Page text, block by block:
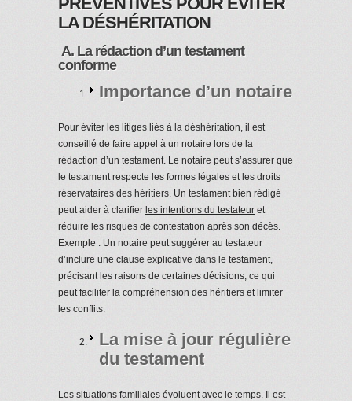
LA DÉSHÉRITATION
A. La rédaction d’un testament
conforme
Importance d’un notaire
Pour éviter les litiges liés à la déshéritation, il est
conseillé de faire appel à un notaire lors de la
rédaction d’un testament. Le notaire peut s’assurer que
le testament respecte les formes légales et les droits
réservataires des héritiers. Un testament bien rédigé
peut aider à clarifier les intentions du testateur et
réduire les risques de contestation après son décès.
Exemple : Un notaire peut suggérer au testateur
d’inclure une clause explicative dans le testament,
précisant les raisons de certaines décisions, ce qui
peut faciliter la compréhension des héritiers et limiter
les conflits.
La mise à jour régulière
du testament
Les situations familiales évoluent avec le temps. Il est